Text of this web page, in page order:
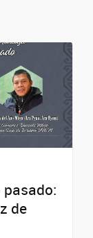
pasado:
de